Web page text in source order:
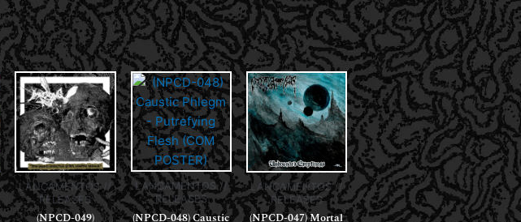
LANÇAMENTOS //
RELEASES
(NPCD-049)
LANÇAMENTOS //
RELEASES
(NPCD-048) Caustic
LANÇAMENTOS //
RELEASES
(NPCD-047) Mortal